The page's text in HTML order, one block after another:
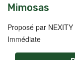
Mimosas
Proposé par NEXITY
Immédiate